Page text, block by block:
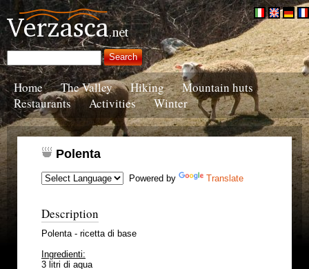
Home The Valley Hiking
Mountain huts
Restaurants
Activities Winter
Polenta
Powered by Translate
Description
Polenta - ricetta di base
Ingredienti:
3 litri di aqua